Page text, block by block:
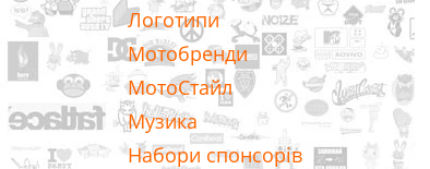
Логотипи
Мотобренди
МотоСтайл
Музика
Набори спонсорів